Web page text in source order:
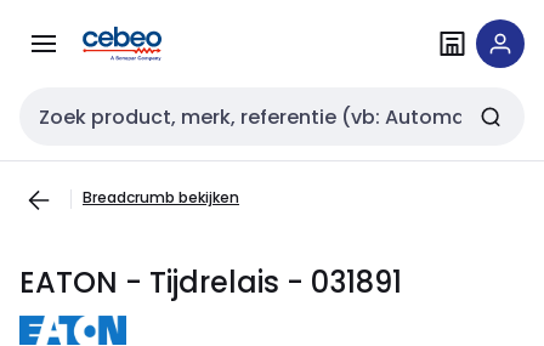
naar
naar
Zoekveld invoer
Breadcrumb bekijken
EATON - Tijdrelais - 031891